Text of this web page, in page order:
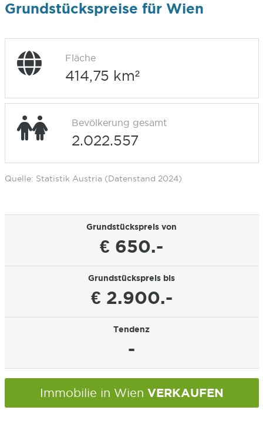
Grundstückspreise für Wien
Fläche
414,75 km²
Bevölkerung gesamt
2.022.557
Quelle: Statistik Austria (Datenstand 2024)
Grundstückspreis von
€ 650.-
Grundstückspreis bis
€ 2.900.-
Tendenz
-
Immobilie in Wien VERKAUFEN